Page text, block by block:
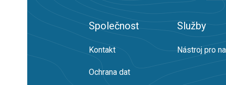
Společnost
Kontakt
Ochrana dat
Služby
Nástroj pro